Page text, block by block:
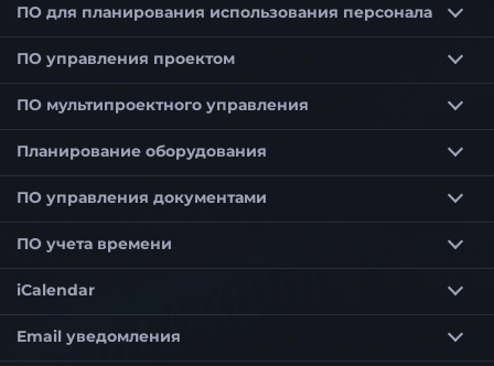
ПО для планирования использования персонала
ПО управления проектом
ПО мультипроектного управления
Планирование оборудования
ПО управления документами
ПО учета времени
iCalendar
Email уведомления